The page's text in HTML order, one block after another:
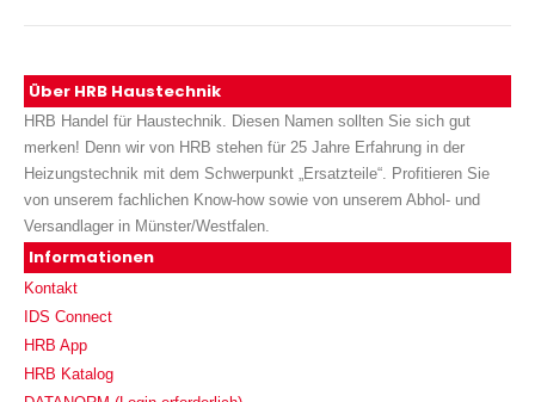
Über HRB Haustechnik
HRB Handel für Haustechnik. Diesen Namen sollten Sie sich gut
merken! Denn wir von HRB stehen für 25 Jahre Erfahrung in der
Heizungstechnik mit dem Schwerpunkt „Ersatzteile“. Profitieren Sie
von unserem fachlichen Know-how sowie von unserem Abhol- und
Versandlager in Münster/Westfalen.
Informationen
Kontakt
IDS Connect
HRB App
HRB Katalog